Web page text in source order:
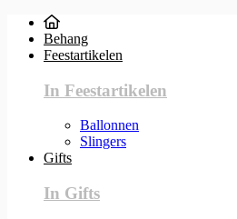
Behang
Feestartikelen
In Feestartikelen
Ballonnen
Slingers
Gifts
In Gifts